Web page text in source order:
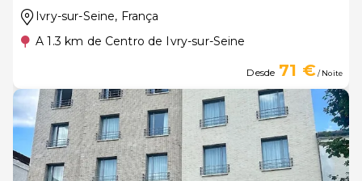
Ivry-sur-Seine, França
A 1.3 km de Centro de Ivry-sur-Seine
Desde 71 €/ Noite